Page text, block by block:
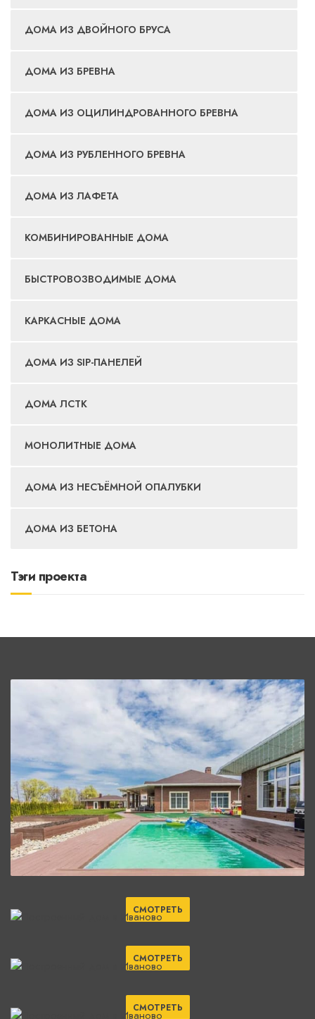
ДОМА ИЗ ДВОЙНОГО БРУСА
ДОМА ИЗ БРЕВНА
ДОМА ИЗ ОЦИЛИНДРОВАННОГО БРЕВНА
ДОМА ИЗ РУБЛЕННОГО БРЕВНА
ДОМА ИЗ ЛАФЕТА
КОМБИНИРОВАННЫЕ ДОМА
БЫСТРОВОЗВОДИМЫЕ ДОМА
КАРКАСНЫЕ ДОМА
ДОМА ИЗ SIP-ПАНЕЛЕЙ
ДОМА ЛСТК
МОНОЛИТНЫЕ ДОМА
ДОМА ИЗ НЕСЪЁМНОЙ ОПАЛУБКИ
ДОМА ИЗ БЕТОНА
Тэги проекта
СМОТРЕТЬ
СМОТРЕТЬ
СМОТРЕТЬ
СМОТРЕТЬ